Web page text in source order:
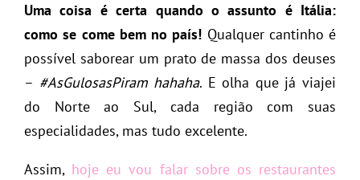
Uma coisa é certa quando o assunto é Itália:
como se come bem no país! Qualquer cantinho é
possível saborear um prato de massa dos deuses
– #AsGulosasPiram hahaha. E olha que já viajei
do Norte ao Sul, cada região com suas
especialidades, mas tudo excelente.
Assim, hoje eu vou falar sobre os restaurantes